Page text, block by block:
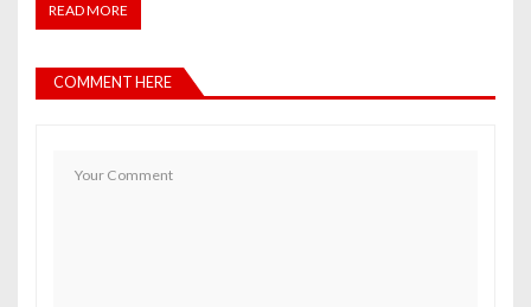
READ MORE
COMMENT HERE